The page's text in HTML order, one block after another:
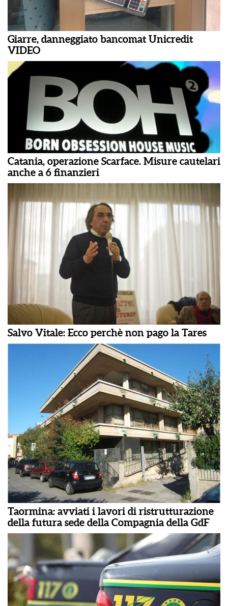
Giarre, danneggiato bancomat Unicredit
VIDEO
Catania, operazione Scarface. Misure cautelari
anche a 6 finanzieri
Salvo Vitale: Ecco perchè non pago la Tares
Taormina: avviati i lavori di ristrutturazione
della futura sede della Compagnia della GdF